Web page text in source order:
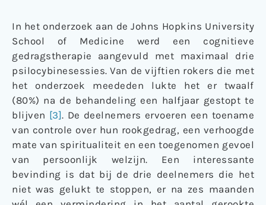
In het onderzoek aan de Johns Hopkins University
School of Medicine werd een cognitieve
gedragstherapie aangevuld met maximaal drie
psilocybinesessies. Van de vijftien rokers die met
het onderzoek meededen lukte het er twaalf
(80%) na de behandeling een halfjaar gestopt te
blijven [3]. De deelnemers ervoeren een toename
van controle over hun rookgedrag, een verhoogde
mate van spiritualiteit en een toegenomen gevoel
van persoonlijk welzijn. Een interessante
bevinding is dat bij de drie deelnemers die het
niet was gelukt te stoppen, er na zes maanden